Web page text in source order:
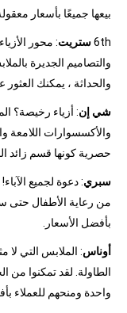
بيعها جميعًا بأسعار
6thستريت: محور
والتصاميم الجديرة
والحداثة ، يمكنك
شي إن: أزياء رخيصة؟
والأكسسوارات اللامعة
حصرية كونها قسم زائد
سبري: دعوة لجميع
بأفضل الأسعار.
أوناس: الملابس التي لا
الطاولة. لقد تمكنوا من
واحدة ومنحهم للعملاء